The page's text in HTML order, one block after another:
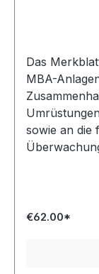
Das
MBA-
sowie an die
€62.00*